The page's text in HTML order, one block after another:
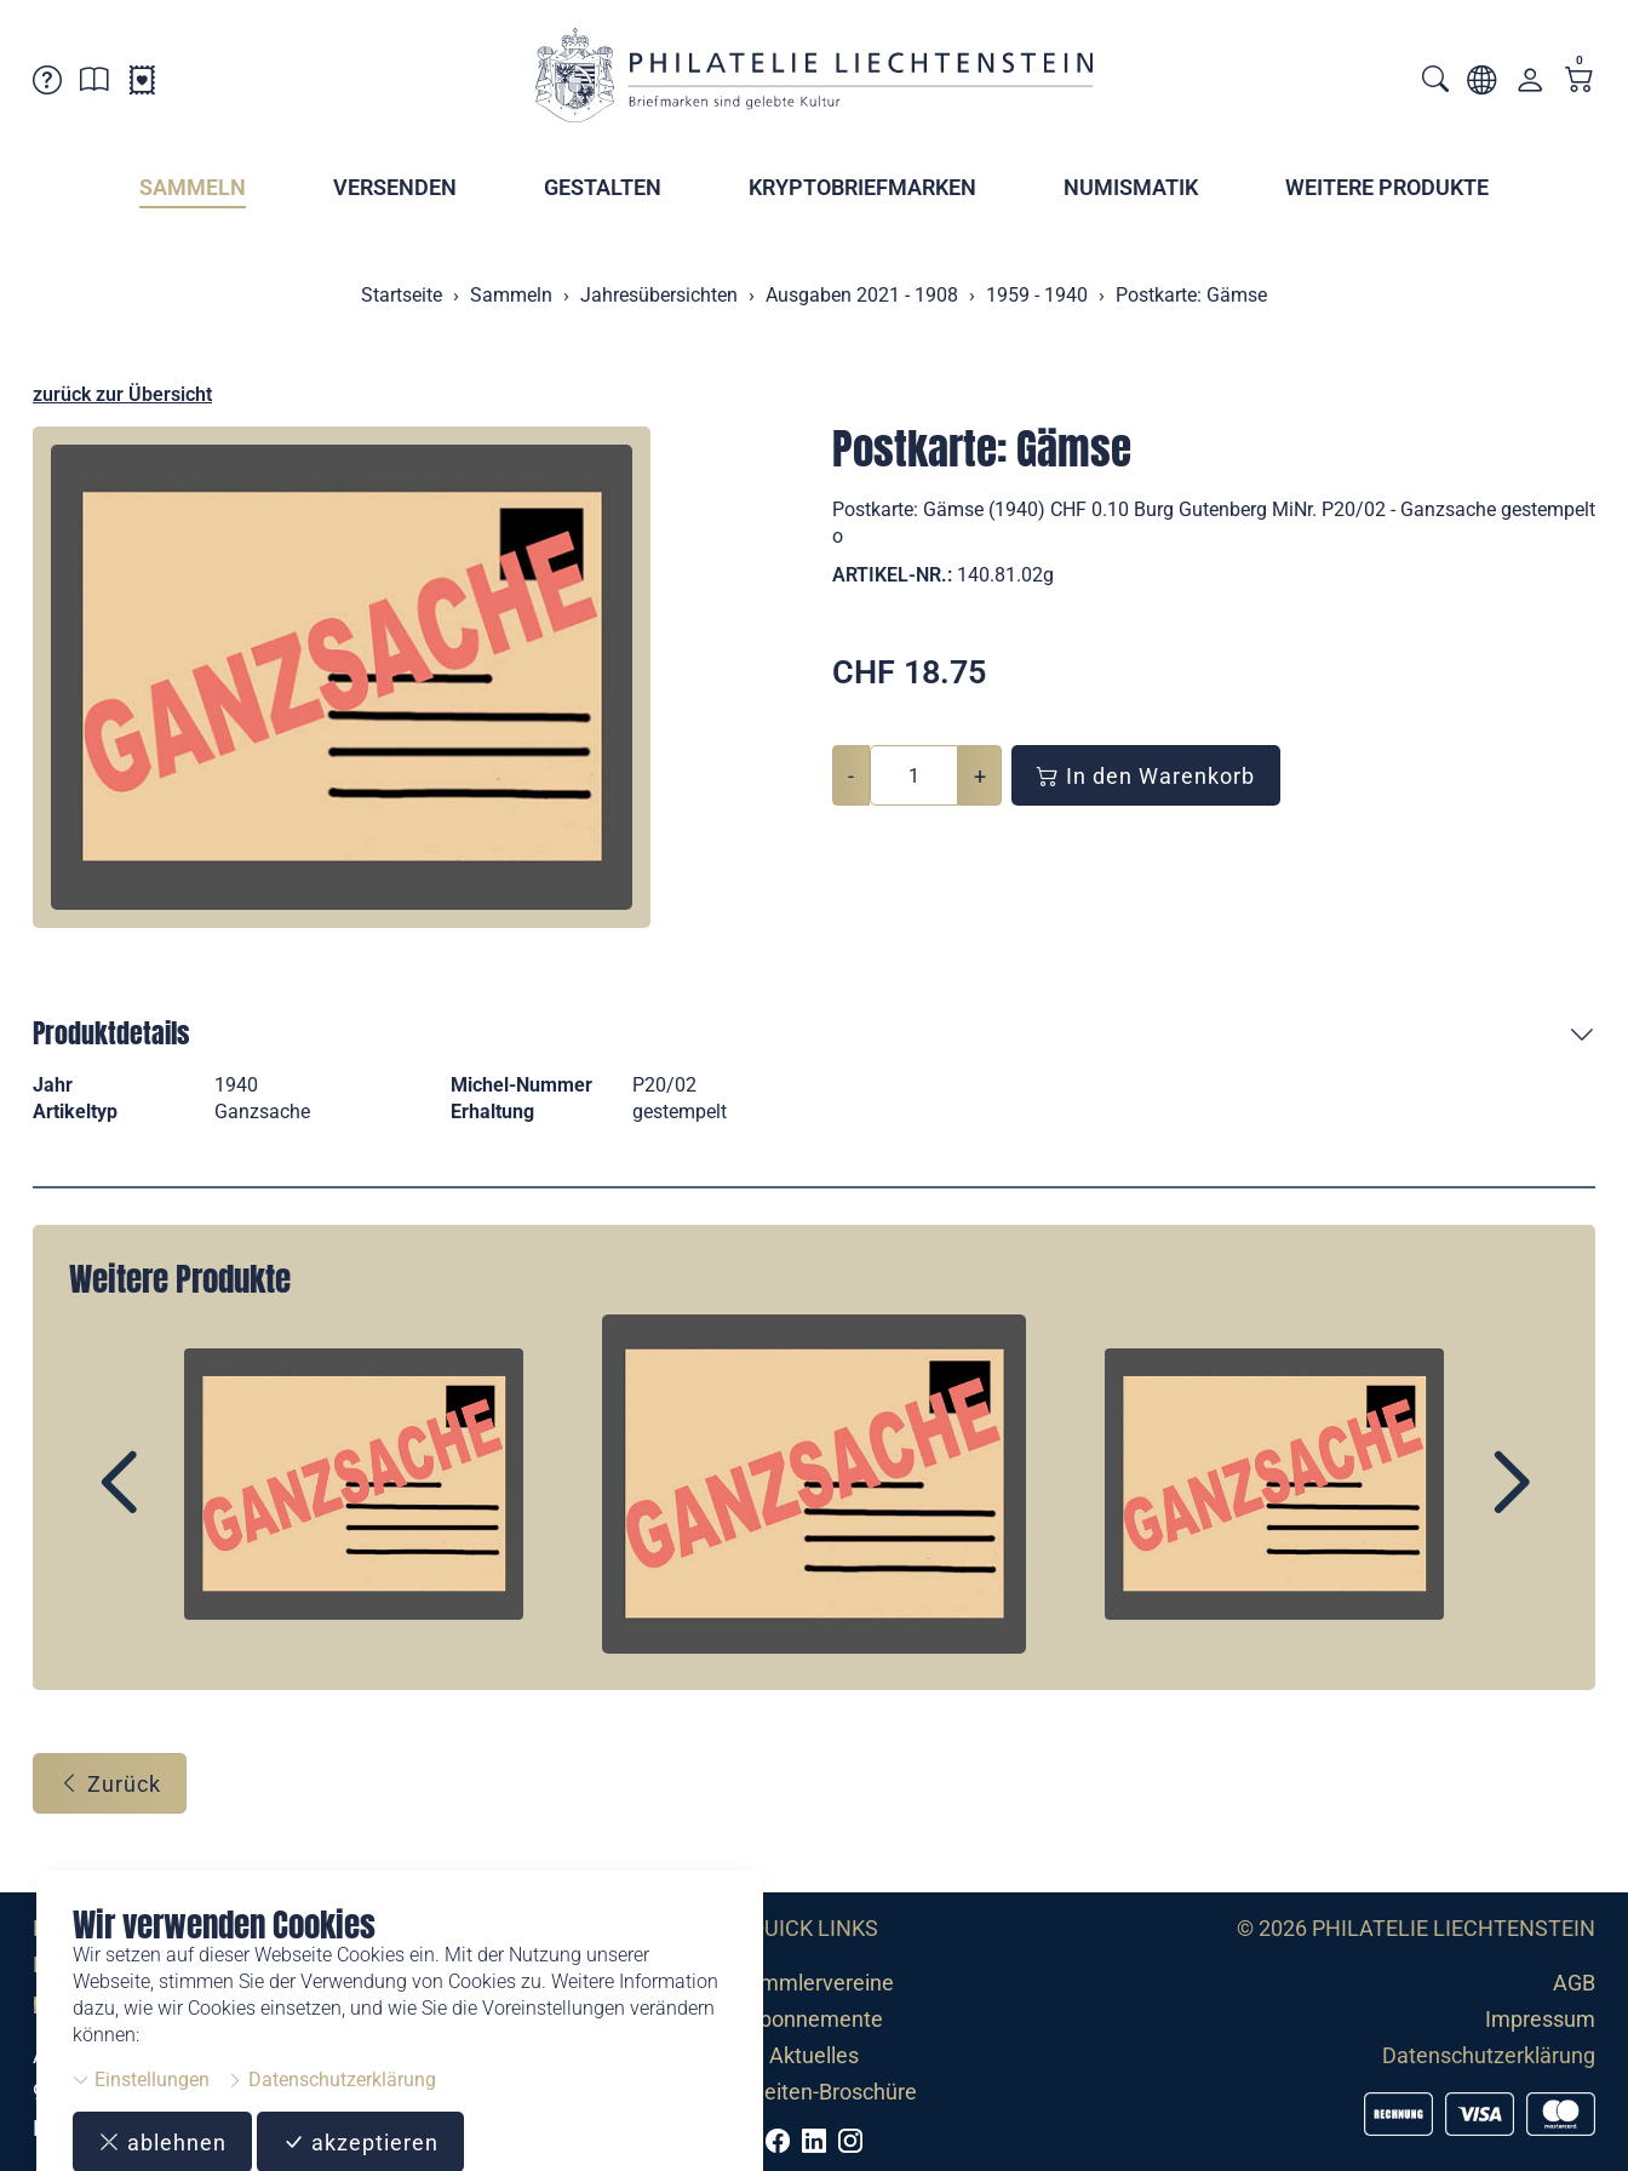
Wir verwenden Cookies
Wir setzen auf dieser Webseite Cookies ein. Mit der Nutzung unserer
Webseite, stimmen Sie der Verwendung von Cookies zu. Weitere Information
dazu, wie wir Cookies einsetzen, und wie Sie die Voreinstellungen verändern
können:
Einstellungen
Datenschutzerklärung
ablehnen akzeptieren
Verkaufsstellen
Postcrossing
Abonnemente
0
SAMMELN VERSENDEN GESTALTEN KRYPTOBRIEFMARKEN NUMISMATIK WEITERE PRODUKTE
Startseite Sammeln Jahresübersichten Ausgaben 2021 - 1908 1959 - 1940 Postkarte: Gämse
zurück zur Übersicht
Postkarte: Gämse
Postkarte: Gämse (1940) CHF 0.10 Burg Gutenberg MiNr. P20/02 - Ganzsache gestempelt
o
ARTIKEL-NR.: 140.81.02g
CHF 18.75
- + In den Warenkorb
Produktdetails
Jahr 1940 Michel-Nummer
P20/02
Artikeltyp
Ganzsache Erhaltung gestempelt
Weitere Produkte
Zurück
Eine Marke der
Liechtensteinischen Post AG
post.li
Alte Zollstrasse 11
9494 Schaan
Liechtenstein
T +423 399 44 66
QUICK LINKS
Sammlervereine
Abonnemente
Aktuelles
Neuheiten-Broschüre
© 2026 PHILATELIE LIECHTENSTEIN
AGB
Impressum
Datenschutzerklärung